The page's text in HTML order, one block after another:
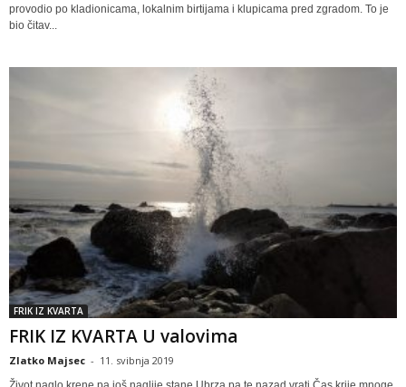
provodio po kladionicama, lokalnim birtijama i klupicama pred zgradom. To je
bio čitav...
FRIK IZ KVARTA
FRIK IZ KVARTA U valovima
Zlatko Majsec - 11. svibnja 2019